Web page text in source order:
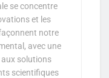
se concentre
et les
notre
avec une
solutions
scientifiques